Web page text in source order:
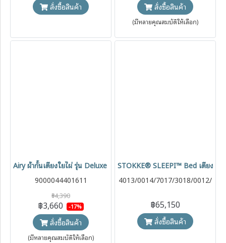
สั่งซื้อสินค้า สั่งซื้อสินค้า
(มีหลายคุณสมบัติให้เลือก)
Airy ผ้ากั้นเตียงใยไผ่ รุ่น Deluxe ระบายอากาศ 3D Fabric 30x200 ซม. (
9000044401611
฿4,390
฿3,660 -17%
สั่งซื้อสินค้า
(มีหลายคุณสมบัติให้เลือก)
STOKKE® SLEEPI™ Bed เตียงนอ
4013/0014/7017/3018/0012/
฿65,150
สั่งซื้อสินค้า